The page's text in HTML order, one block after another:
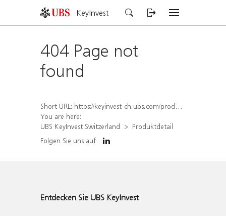
KeyInvest
404 Page not
found
Short URL: https://keyinvest-ch.ubs.com/produkt/detail/index/isin/CH1570515895
You are here:
UBS KeyInvest Switzerland
Produktdetail
Folgen Sie uns auf
Entdecken Sie UBS KeyInvest